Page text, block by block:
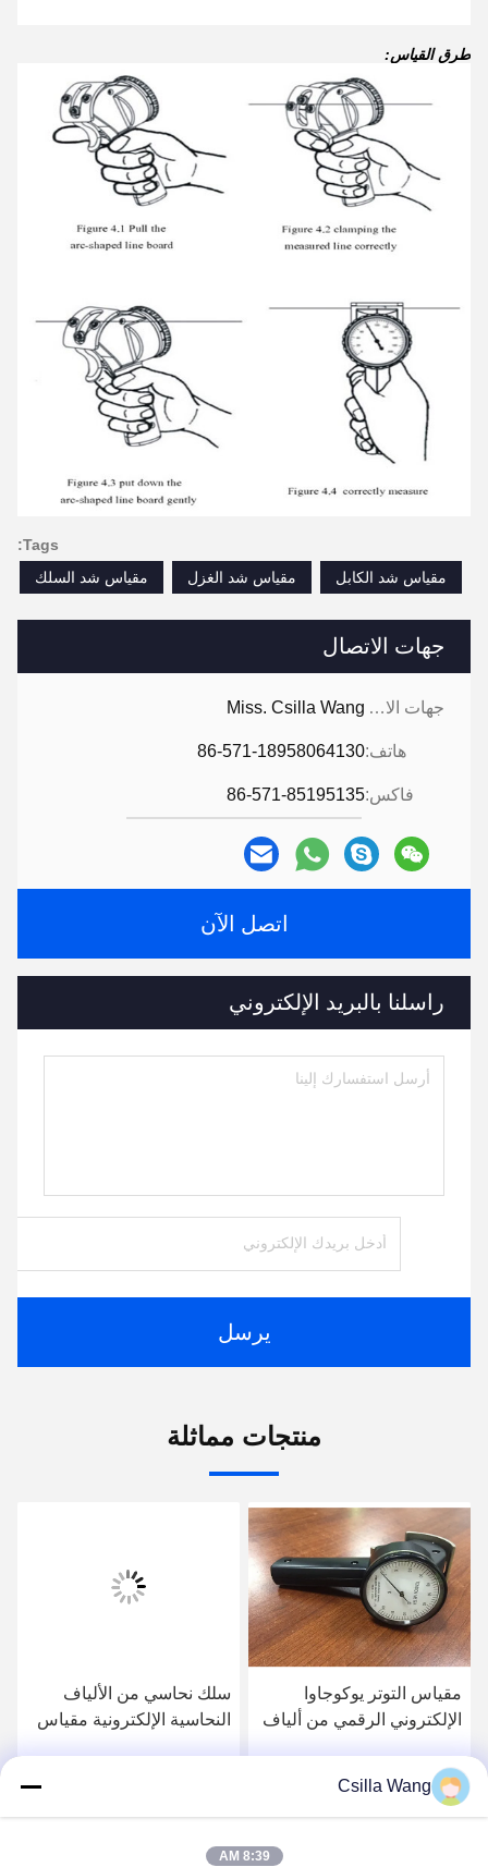
جهات الاتصال
جهات الاتصال: Miss. Csilla Wang
هاتف:86-571-18958064130
فاكس:86-571-85195135
اتصل الآن
راسلنا بالبريد الإلكتروني
يرسل
طرق القياس:
Tags:
مقياس شد الكابل
مقياس شد الغزل مقياس شد السلك
منتجات مماثلة
مقياس التوتر يوكوجاوا
الإلكتروني الرقمي من ألياف
احصل على افضل سعر
سلك نحاسي من الألياف
النحاسية الإلكترونية مقياس
Csilla Wang
8:39 AM